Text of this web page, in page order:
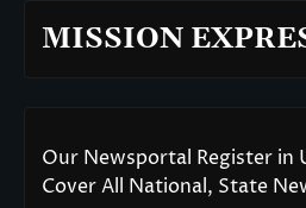
MISSION
Our Newsportal Register in
Cover All National, State